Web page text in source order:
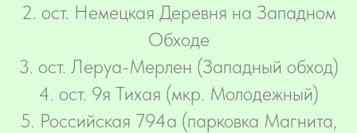
2. ост. Немецкая Деревня на Западном
Обходе
3. ост. Леруа-Мерлен (Западный обход)
4. ост. 9я Тихая (мкр. Молодежный)
5. Российская 794а (парковка Магнита,